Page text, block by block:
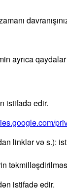
ayrıca
istifadə edir.
linklər və
istifadə edir.